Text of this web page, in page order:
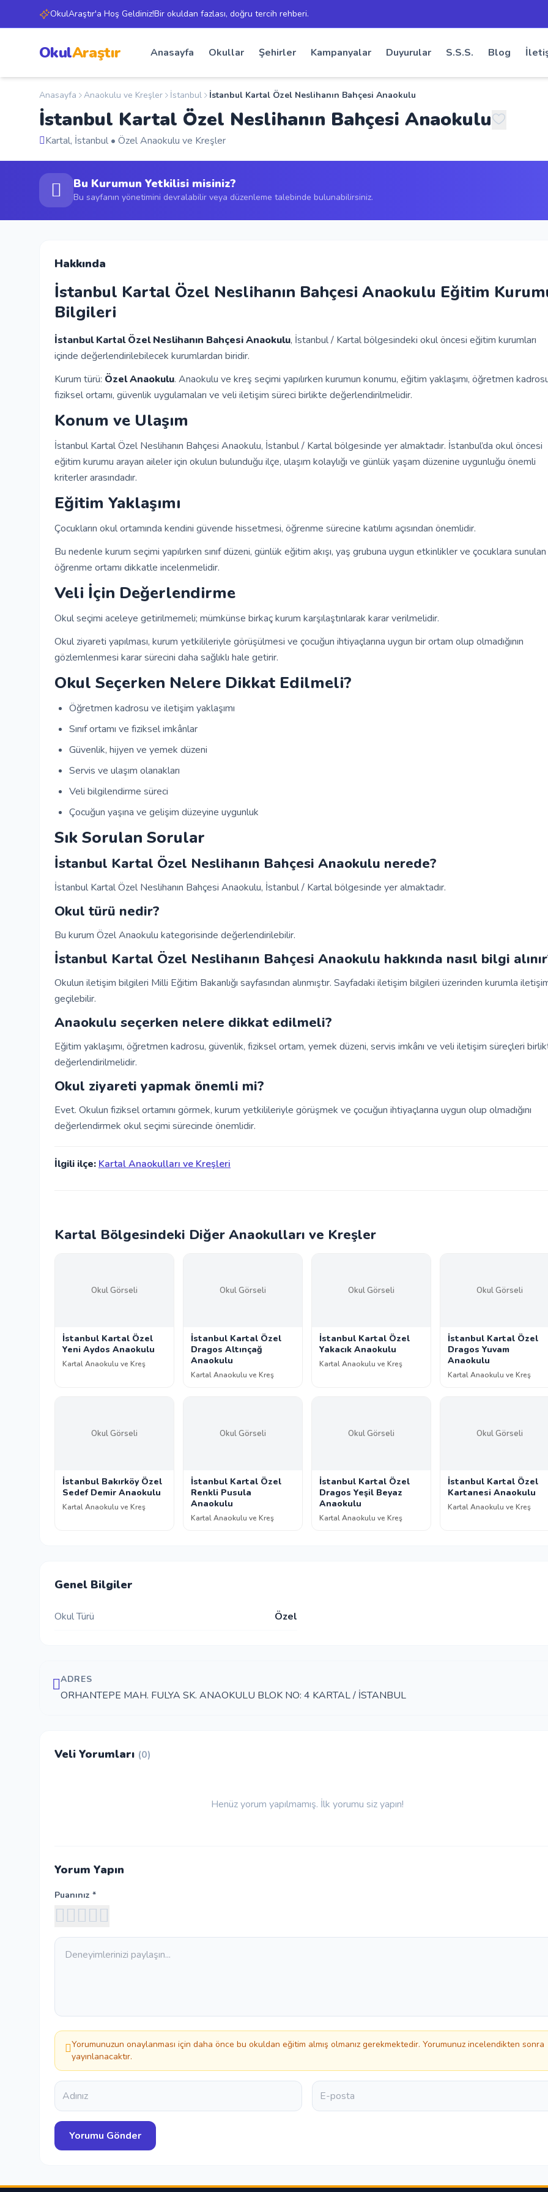
OkulAraştır'a Hoş Geldiniz!Bir okuldan fazlası, doğru tercih rehberi.
OkulAraştır Anasayfa Okullar Şehirler Kampanyalar Duyurular S.S.S. Blog
Anasayfa Anaokulu ve Kreşler İstanbul İstanbul Kartal Özel Neslihanın Bahçesi Anaokulu
İstanbul Kartal Özel Neslihanın Bahçesi Anaokulu
Kartal, İstanbul • Özel Anaokulu ve Kreşler
Bu Kurumun Yetkilisi misiniz?
Bu sayfanın yönetimini devralabilir veya düzenleme talebinde bulunabilirsiniz.
Hakkında
İstanbul Kartal Özel Neslihanın Bahçesi Anaokulu Eğitim
Bilgileri
İstanbul Kartal Özel Neslihanın Bahçesi Anaokulu, İstanbul / Kartal bölgesindeki okul öncesi eğitim kurumları
içinde değerlendirilebilecek kurumlardan biridir.
Kurum türü: Özel Anaokulu. Anaokulu ve kreş seçimi yapılırken kurumun konumu, eğitim yaklaşımı, öğretmen
fiziksel ortamı, güvenlik uygulamaları ve veli iletişim süreci birlikte değerlendirilmelidir.
Konum ve Ulaşım
İstanbul Kartal Özel Neslihanın Bahçesi Anaokulu, İstanbul / Kartal bölgesinde yer almaktadır. İstanbul’da okul öncesi
eğitim kurumu arayan aileler için okulun bulunduğu ilçe, ulaşım kolaylığı ve günlük yaşam düzenine uygunluğu önemli
kriterler arasındadır.
Eğitim Yaklaşımı
Çocukların okul ortamında kendini güvende hissetmesi, öğrenme sürecine katılımı açısından önemlidir.
Bu nedenle kurum seçimi yapılırken sınıf düzeni, günlük eğitim akışı, yaş grubuna uygun etkinlikler ve çocuklara sunulan
öğrenme ortamı dikkatle incelenmelidir.
Veli İçin Değerlendirme
Okul seçimi aceleye getirilmemeli; mümkünse birkaç kurum karşılaştırılarak karar verilmelidir.
Okul ziyareti yapılması, kurum yetkilileriyle görüşülmesi ve çocuğun ihtiyaçlarına uygun bir ortam olup olmadığının
gözlemlenmesi karar sürecini daha sağlıklı hale getirir.
Okul Seçerken Nelere Dikkat Edilmeli?
Öğretmen kadrosu ve iletişim yaklaşımı
Sınıf ortamı ve fiziksel imkânlar
Güvenlik, hijyen ve yemek düzeni
Servis ve ulaşım olanakları
Veli bilgilendirme süreci
Çocuğun yaşına ve gelişim düzeyine uygunluk
Sık Sorulan Sorular
İstanbul Kartal Özel Neslihanın Bahçesi Anaokulu nerede?
İstanbul Kartal Özel Neslihanın Bahçesi Anaokulu, İstanbul / Kartal bölgesinde yer almaktadır.
Okul türü nedir?
Bu kurum Özel Anaokulu kategorisinde değerlendirilebilir.
İstanbul Kartal Özel Neslihanın Bahçesi Anaokulu hakkında nasıl bilgi
Okulun iletişim bilgileri Milli Eğitim Bakanlığı sayfasından alınmıştır. Sayfadaki iletişim bilgileri üzerinden kurumla
geçilebilir.
Anaokulu seçerken nelere dikkat edilmeli?
Eğitim yaklaşımı, öğretmen kadrosu, güvenlik, fiziksel ortam, yemek düzeni, servis imkânı ve veli iletişim süreçleri
değerlendirilmelidir.
Okul ziyareti yapmak önemli mi?
Evet. Okulun fiziksel ortamını görmek, kurum yetkilileriyle görüşmek ve çocuğun ihtiyaçlarına uygun olup olmadığını
değerlendirmek okul seçimi sürecinde önemlidir.
İlgili ilçe: Kartal Anaokulları ve Kreşleri
Kartal Bölgesindeki Diğer Anaokulları ve Kreşler
Okul Görseli
İstanbul Kartal Özel
Yeni Aydos Anaokulu
Kartal Anaokulu ve Kreş
Okul Görseli
İstanbul Kartal Özel
Dragos Altınçağ
Anaokulu
Kartal Anaokulu ve Kreş
Okul Görseli
İstanbul Kartal Özel
Yakacık Anaokulu
Kartal Anaokulu ve Kreş
Okul Görseli
İstanbul Kartal Özel
Dragos Yuvam
Anaokulu
Kartal Anaokulu ve Kreş
Okul Görseli
İstanbul Bakırköy Özel
Sedef Demir Anaokulu
Kartal Anaokulu ve Kreş
Okul Görseli
İstanbul Kartal Özel
Renkli Pusula
Anaokulu
Kartal Anaokulu ve Kreş
Okul Görseli
İstanbul Kartal Özel
Dragos Yeşil Beyaz
Anaokulu
Kartal Anaokulu ve Kreş
Okul Görseli
İstanbul Kartal Özel
Kartanesi Anaokulu
Kartal Anaokulu ve Kreş
Genel Bilgiler
Okul Türü Özel
ADRES
ORHANTEPE MAH. FULYA SK. ANAOKULU BLOK NO: 4 KARTAL / İSTANBUL
Veli Yorumları (0)
Henüz yorum yapılmamış. İlk yorumu siz yapın!
Yorum Yapın
Puanınız *
Yorumunuzun onaylanması için daha önce bu okuldan eğitim almış olmanız gerekmektedir. Yorumunuz incelendikten sonra
yayınlanacaktır.